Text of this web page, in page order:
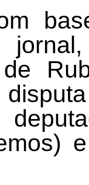
de